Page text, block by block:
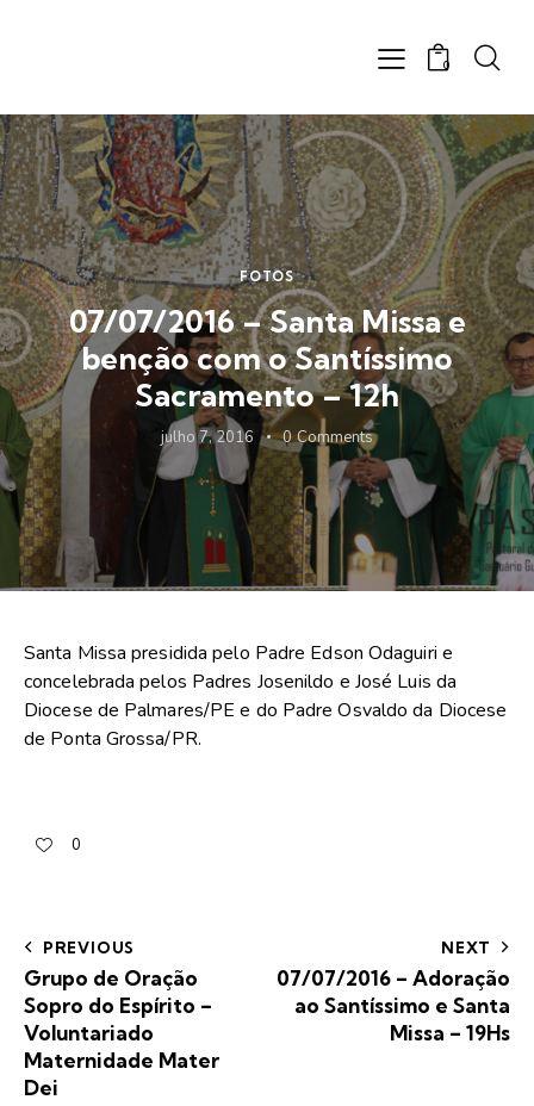
0
FOTOS
07/07/2016 – Santa Missa e
benção com o Santíssimo
Sacramento – 12h
julho 7, 2016 0 Comments
Santa Missa presidida pelo Padre Edson Odaguiri e
concelebrada pelos Padres Josenildo e José Luis da
Diocese de Palmares/PE e do Padre Osvaldo da Diocese
de Ponta Grossa/PR.
0
PREVIOUS
Grupo de Oração
Sopro do Espírito –
Voluntariado
Maternidade Mater
Dei
NEXT
07/07/2016 – Adoração
ao Santíssimo e Santa
Missa – 19Hs